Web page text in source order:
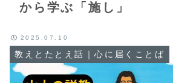
から学ぶ「施し」
教えとたとえ話｜心に届くことば
2025.07.10